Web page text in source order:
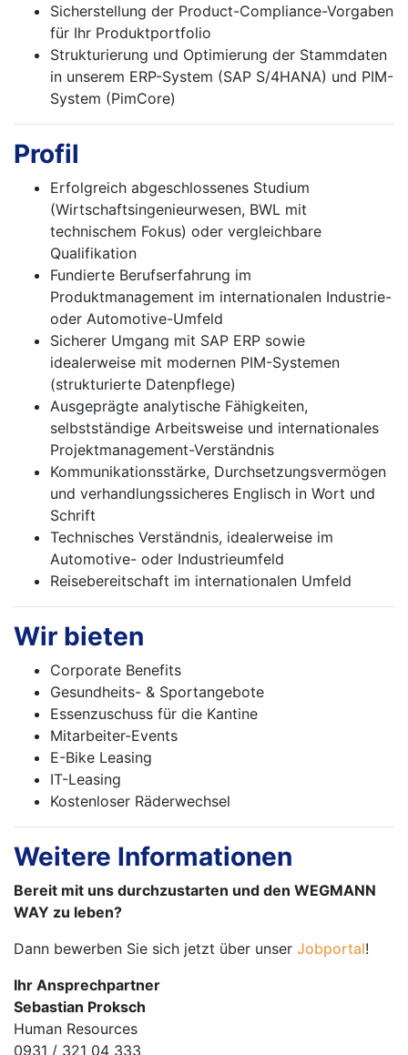
Sicherstellung der Product-Compliance-Vorgaben
für Ihr Produktportfolio
Strukturierung und Optimierung der Stammdaten
in unserem ERP-System (SAP S/4HANA) und PIM-
System (PimCore)
Profil
Erfolgreich abgeschlossenes Studium
(Wirtschaftsingenieurwesen, BWL mit
technischem Fokus) oder vergleichbare
Qualifikation
Fundierte Berufserfahrung im
Produktmanagement im internationalen Industrie-
oder Automotive-Umfeld
Sicherer Umgang mit SAP ERP sowie
idealerweise mit modernen PIM-Systemen
(strukturierte Datenpflege)
Ausgeprägte analytische Fähigkeiten,
selbstständige Arbeitsweise und internationales
Projektmanagement-Verständnis
Kommunikationsstärke, Durchsetzungsvermögen
und verhandlungssicheres Englisch in Wort und
Schrift
Technisches Verständnis, idealerweise im
Automotive- oder Industrieumfeld
Reisebereitschaft im internationalen Umfeld
Wir bieten
Corporate Benefits
Gesundheits- & Sportangebote
Essenzuschuss für die Kantine
Mitarbeiter-Events
E-Bike Leasing
IT-Leasing
Kostenloser Räderwechsel
Weitere Informationen
Bereit mit uns durchzustarten und den WEGMANN
WAY zu leben?
Dann bewerben Sie sich jetzt über unser Jobportal!
Ihr Ansprechpartner
Sebastian Proksch
Human Resources
0931 / 321 04 333